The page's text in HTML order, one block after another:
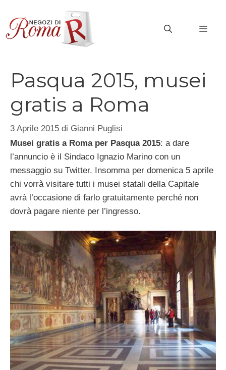
contenuto
Pasqua 2015, musei
gratis a Roma
3 Aprile 2015 di Gianni Puglisi
Musei gratis a Roma per Pasqua 2015: a dare
l’annuncio è il Sindaco Ignazio Marino con un
messaggio su Twitter. Insomma per domenica 5 aprile
chi vorrà visitare tutti i musei statali della Capitale
avrà l’occasione di farlo gratuitamente perché non
dovrà pagare niente per l’ingresso.